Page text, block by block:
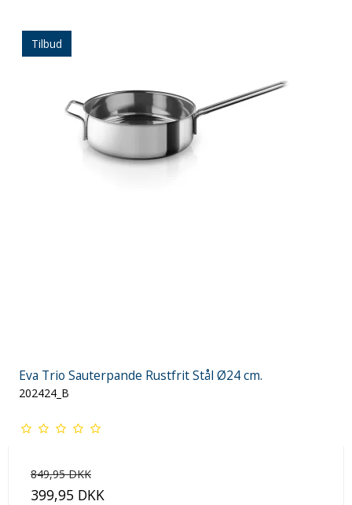
Tilbud
Eva Trio Sauterpande Rustfrit Stål Ø24 cm.
202424_B
849,95 DKK
399,95 DKK